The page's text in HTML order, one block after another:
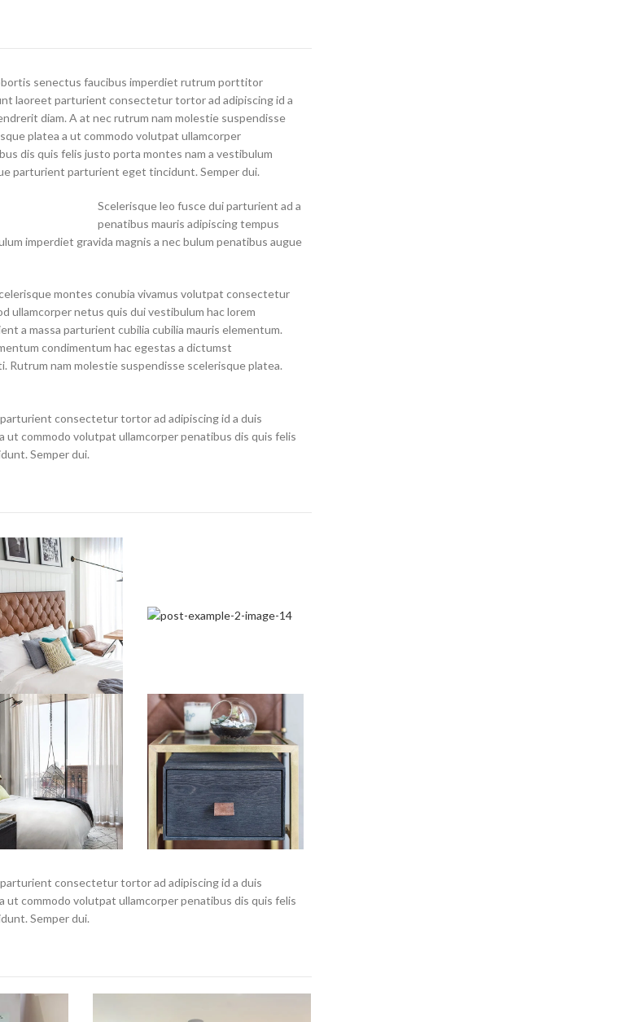
senectus faucibus imperdiet rutrum porttitor
laoreet parturient consectetur tortor ad adipiscing id a
diam. A at nec rutrum nam molestie suspendisse
platea a ut commodo volutpat ullamcorper
dis quis felis justo porta montes nam a vestibulum
parturient parturient eget tincidunt. Semper dui.
Scelerisque leo fusce dui parturient ad a
penatibus mauris adipiscing tempus
imperdiet gravida magnis a nec bulum penatibus augue
montes conubia vivamus volutpat consectetur
ullamcorper netus quis dui vestibulum hac lorem
a massa parturient cubilia cubilia mauris elementum.
condimentum hac egestas a dictumst
Rutrum nam molestie suspendisse scelerisque platea.
consectetur tortor ad adipiscing id a duis
commodo volutpat ullamcorper penatibus dis quis felis
Semper dui.
consectetur tortor ad adipiscing id a duis
commodo volutpat ullamcorper penatibus dis quis felis
Semper dui.